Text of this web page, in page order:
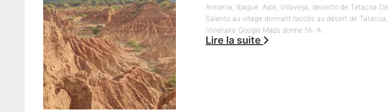
Armenia, Ibagué, Aipe, Villavieja, desierto de Tatacoa De
Salento au village donnant l’accès au désert de Tatacoa,
l’itinéraire Google Maps donne 5h. A …
Lire la suite